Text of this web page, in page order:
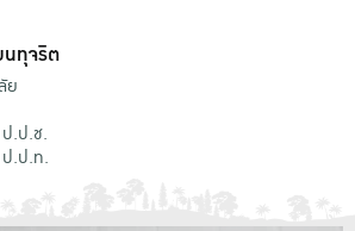
นทุจริต
ย
.ป.ช.
.ป.ท.